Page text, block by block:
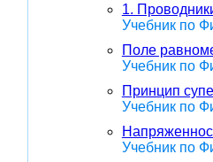
1.
Учебник по
Поле
Учебник по
Принцип
Учебник по
Учебник по